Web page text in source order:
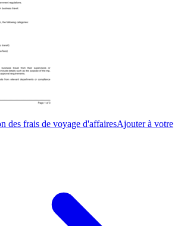
des frais de voyage d'affairesAjouter à votre